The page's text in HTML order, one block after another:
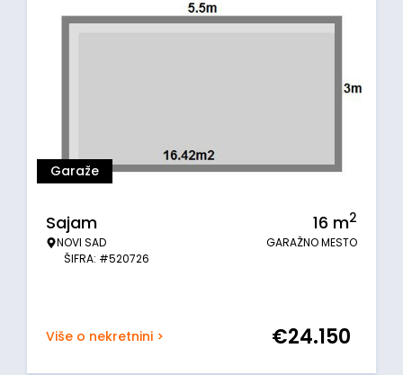
Garaže
Sajam
NOVI SAD
ŠIFRA: #520726
16 m2
GARAŽNO MESTO
Više o nekretnini > €24.150